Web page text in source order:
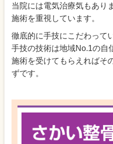
当院には電気治療気もあり
施術を重視しています。
徹底的に手技にこだわって
手技の技術は地域No.1の自
施術を受けてもらえればそ
ずです。